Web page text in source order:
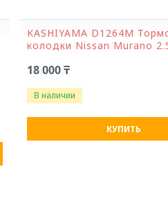
KASHIYAMA D1264M
колодки Nissan Murano
18 000 ₸
В наличии
КУПИТЬ